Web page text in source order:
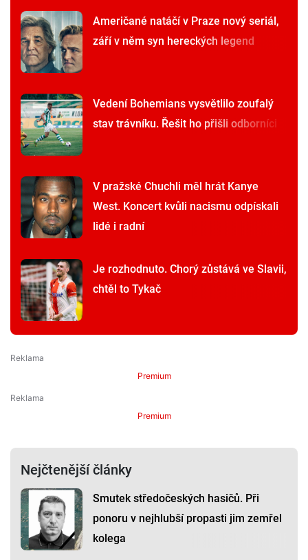
Američané natáčí v Praze nový seriál,
září v něm syn hereckých legend
Vedení Bohemians vysvětlilo zoufalý
stav trávníku. Řešit ho přišli odborníci
V pražské Chuchli měl hrát Kanye
West. Koncert kvůli nacismu odpískali
lidé i radní
Je rozhodnuto. Chorý zůstává ve Slavii,
chtěl to Tykač
Premium
Premium
Nejčtenější články
Smutek středočeských hasičů. Při
ponoru v nejhlubší propasti jim zemřel
kolega